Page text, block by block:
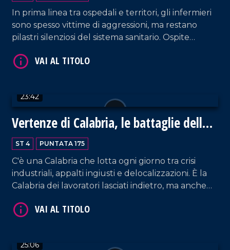
In prima linea tra ospedali e territori, gli infermieri
sono spesso vittime di aggressioni, ma restano
pilastri silenziosi del sistema sanitario. Ospite
rilancio della professione, tra denunce e proposte
23:42
Vertenze di Calabria, le battaglie della
Fiom CGIL
ST 4 PUNTATA 175
C'è una Calabria che lotta ogni giorno tra crisi
industriali, appalti ingiusti e delocalizzazioni. È la
Calabria dei lavoratori lasciati indietro, ma anche
competenze escluse e della ricerca precaria. Ne
25:06
VAI AL TITOLO
VAI AL TITOLO